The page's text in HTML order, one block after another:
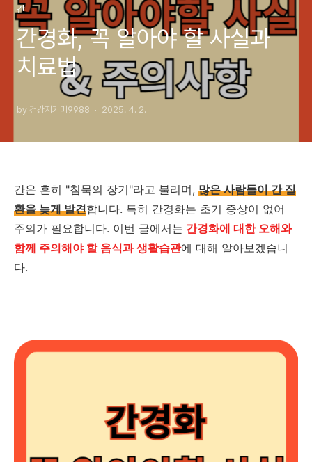
간
간경화, 꼭 알아야 할 사실과
치료법
by 건강지키미9988 2025. 4. 2.
간은 흔히 "침묵의 장기"라고 불리며, 많은 사람들이 간 질
환을 늦게 발견합니다. 특히 간경화는 초기 증상이 없어
주의가 필요합니다. 이번 글에서는 간경화에 대한 오해와
함께 주의해야 할 음식과 생활습관에 대해 알아보겠습니
다.